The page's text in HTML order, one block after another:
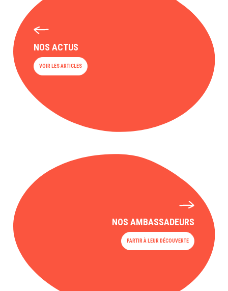
NOS ACTUS
VOIR LES ARTICLES
NOS AMBASSADEURS
PARTIR À LEUR DÉCOUVERTE